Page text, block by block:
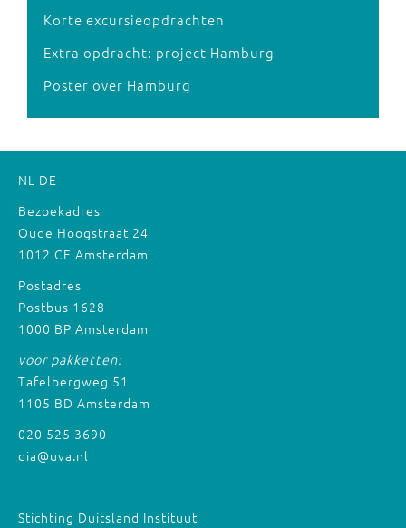
Korte excursieopdrachten
Extra opdracht: project Hamburg
Poster over Hamburg
NL DE
Bezoekadres
Oude Hoogstraat 24
1012 CE Amsterdam
Postadres
Postbus 1628
1000 BP Amsterdam
voor pakketten:
Tafelbergweg 51
1105 BD Amsterdam
020 525 3690
dia@uva.nl
Stichting Duitsland Instituut